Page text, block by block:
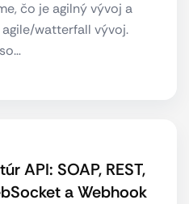
čo je agilný vývoj a
watterfall vývoj.
API: SOAP, REST,
a Webhook